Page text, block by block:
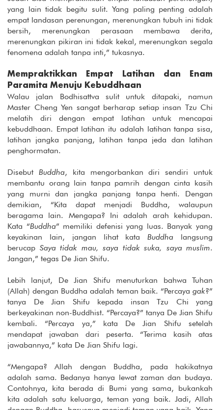
yang lain tidak begitu sulit. Yang paling penting adalah
empat landasan perenungan, merenungkan tubuh ini tidak
bersih, merenungkan perasaan membawa derita,
merenungkan pikiran ini tidak kekal, merenungkan segala
fenomena adalah tanpa inti,” tukasnya.
Mempraktikkan Empat Latihan dan Enam
Paramita Menuju Kebuddhaan
Walau jalan Bodhisattva sulit untuk ditapaki, namun
Master Cheng Yen sangat berharap setiap insan Tzu Chi
melatih diri dengan empat latihan untuk mencapai
kebuddhaan. Empat latihan itu adalah latihan tanpa sisa,
latihan jangka panjang, latihan tanpa jeda dan latihan
penghormatan.
Disebut Buddha, kita mengorbankan diri sendiri untuk
membantu orang lain tanpa pamrih dengan cinta kasih
yang murni dan jangka panjang tanpa henti. Dengan
demikian, “Kita dapat menjadi Buddha, walaupun
beragama lain. Mengapa? Ini adalah arah kehidupan.
Kata “Buddha” memiliki defenisi yang luas. Banyak yang
keyakinan lain, jangan lihat kataBuddha langsung
berucap Saya tidak mau, saya tidak suka, saya muslim.
Jangan,” tegas De Jian Shifu.
Lebih lanjut, De Jian Shifu menuturkan bahwa Tuhan
(Allah) dengan Buddha adalah teman baik. “Percaya gak?”
tanya De Jian Shifu kepada insan Tzu Chi yang
berkeyakinan non-Buddhist. “Percaya?” tanya De Jian Shifu
kembali. “Percaya ya,” kata De Jian Shifu setelah
mendapat jawaban dari peserta. “Terima kasih atas
jawabannya,” kata De Jian Shifu lagi.
“Mengapa? Allah dengan Buddha, pada hakikatnya
adalah sama. Bedanya hanya lewat zaman dan budaya.
Contohnya, kita berada di Bumi yang sama, bukankah
kita adalah satu keluarga, teman yang baik. Jadi, Allah